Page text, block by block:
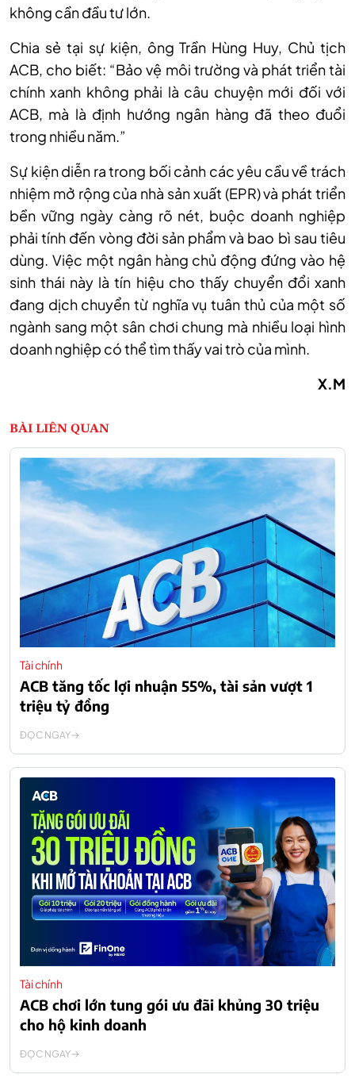
không cần đầu tư lớn.
Chia sẻ tại sự kiện, ông Trần Hùng Huy, Chủ tịch
ACB, cho biết: “Bảo vệ môi trường và phát triển tài
chính xanh không phải là câu chuyện mới đối với
ACB, mà là định hướng ngân hàng đã theo đuổi
trong nhiều năm.”
Sự kiện diễn ra trong bối cảnh các yêu cầu về trách
nhiệm mở rộng của nhà sản xuất (EPR) và phát triển
bền vững ngày càng rõ nét, buộc doanh nghiệp
phải tính đến vòng đời sản phẩm và bao bì sau tiêu
dùng. Việc một ngân hàng chủ động đứng vào hệ
sinh thái này là tín hiệu cho thấy chuyển đổi xanh
đang dịch chuyển từ nghĩa vụ tuân thủ của một số
ngành sang một sân chơi chung mà nhiều loại hình
doanh nghiệp có thể tìm thấy vai trò của mình.
X.M
BÀI LIÊN QUAN
Tài chính
ACB tăng tốc lợi nhuận 55%, tài sản vượt 1
triệu tỷ đồng
ĐỌC NGAY
Tài chính
ACB chơi lớn tung gói ưu đãi khủng 30 triệu
cho hộ kinh doanh
ĐỌC NGAY